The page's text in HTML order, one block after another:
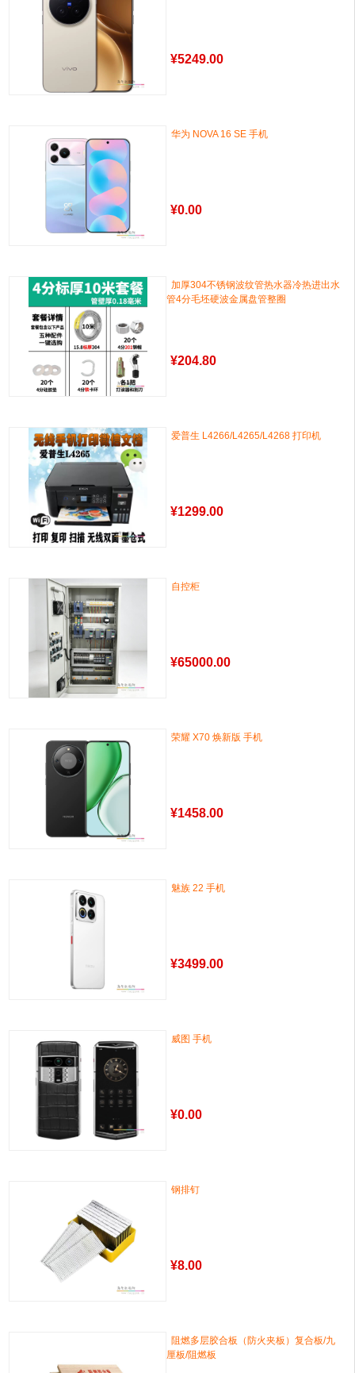
¥5249.00
华为 NOVA 16 SE 手机
¥0.00
加厚304不锈钢波纹管热水器冷热进出水
管4分毛坯硬波金属盘管整圈
¥204.80
爱普生 L4266/L4265/L4268 打印机
¥1299.00
自控柜
¥65000.00
荣耀 X70 焕新版 手机
¥1458.00
魅族 22 手机
¥3499.00
威图 手机
¥0.00
钢排钉
¥8.00
阻燃多层胶合板（防火夹板）复合板/九
厘板/阻燃板